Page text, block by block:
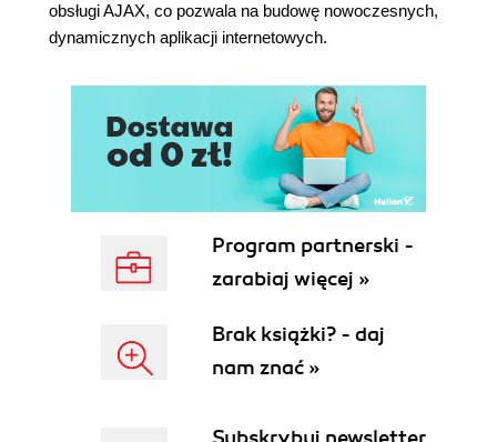
Wykonywanie zapytań LINQ (102)
Opóźnione zapytania LINQ (105)
Użycie słów kluczowych async i await (108)
Podsumowanie (109)
Rozdział 5. Praca z silnikiem Razor (111)
Tworzenie projektu (111)
Definiowanie modelu (111)
Definiowanie kontrolera (112)
Tworzenie widoku (113)
Korzystanie z obiektów modelu (114)
Tworzenie układu (116)
Stosowanie układu (118)
obsługi AJAX, co pozwala na budowę nowoczesnych,
dynamicznych aplikacji internetowych.
Program partnerski -
zarabiaj więcej »
Brak książki? - daj
nam znać »